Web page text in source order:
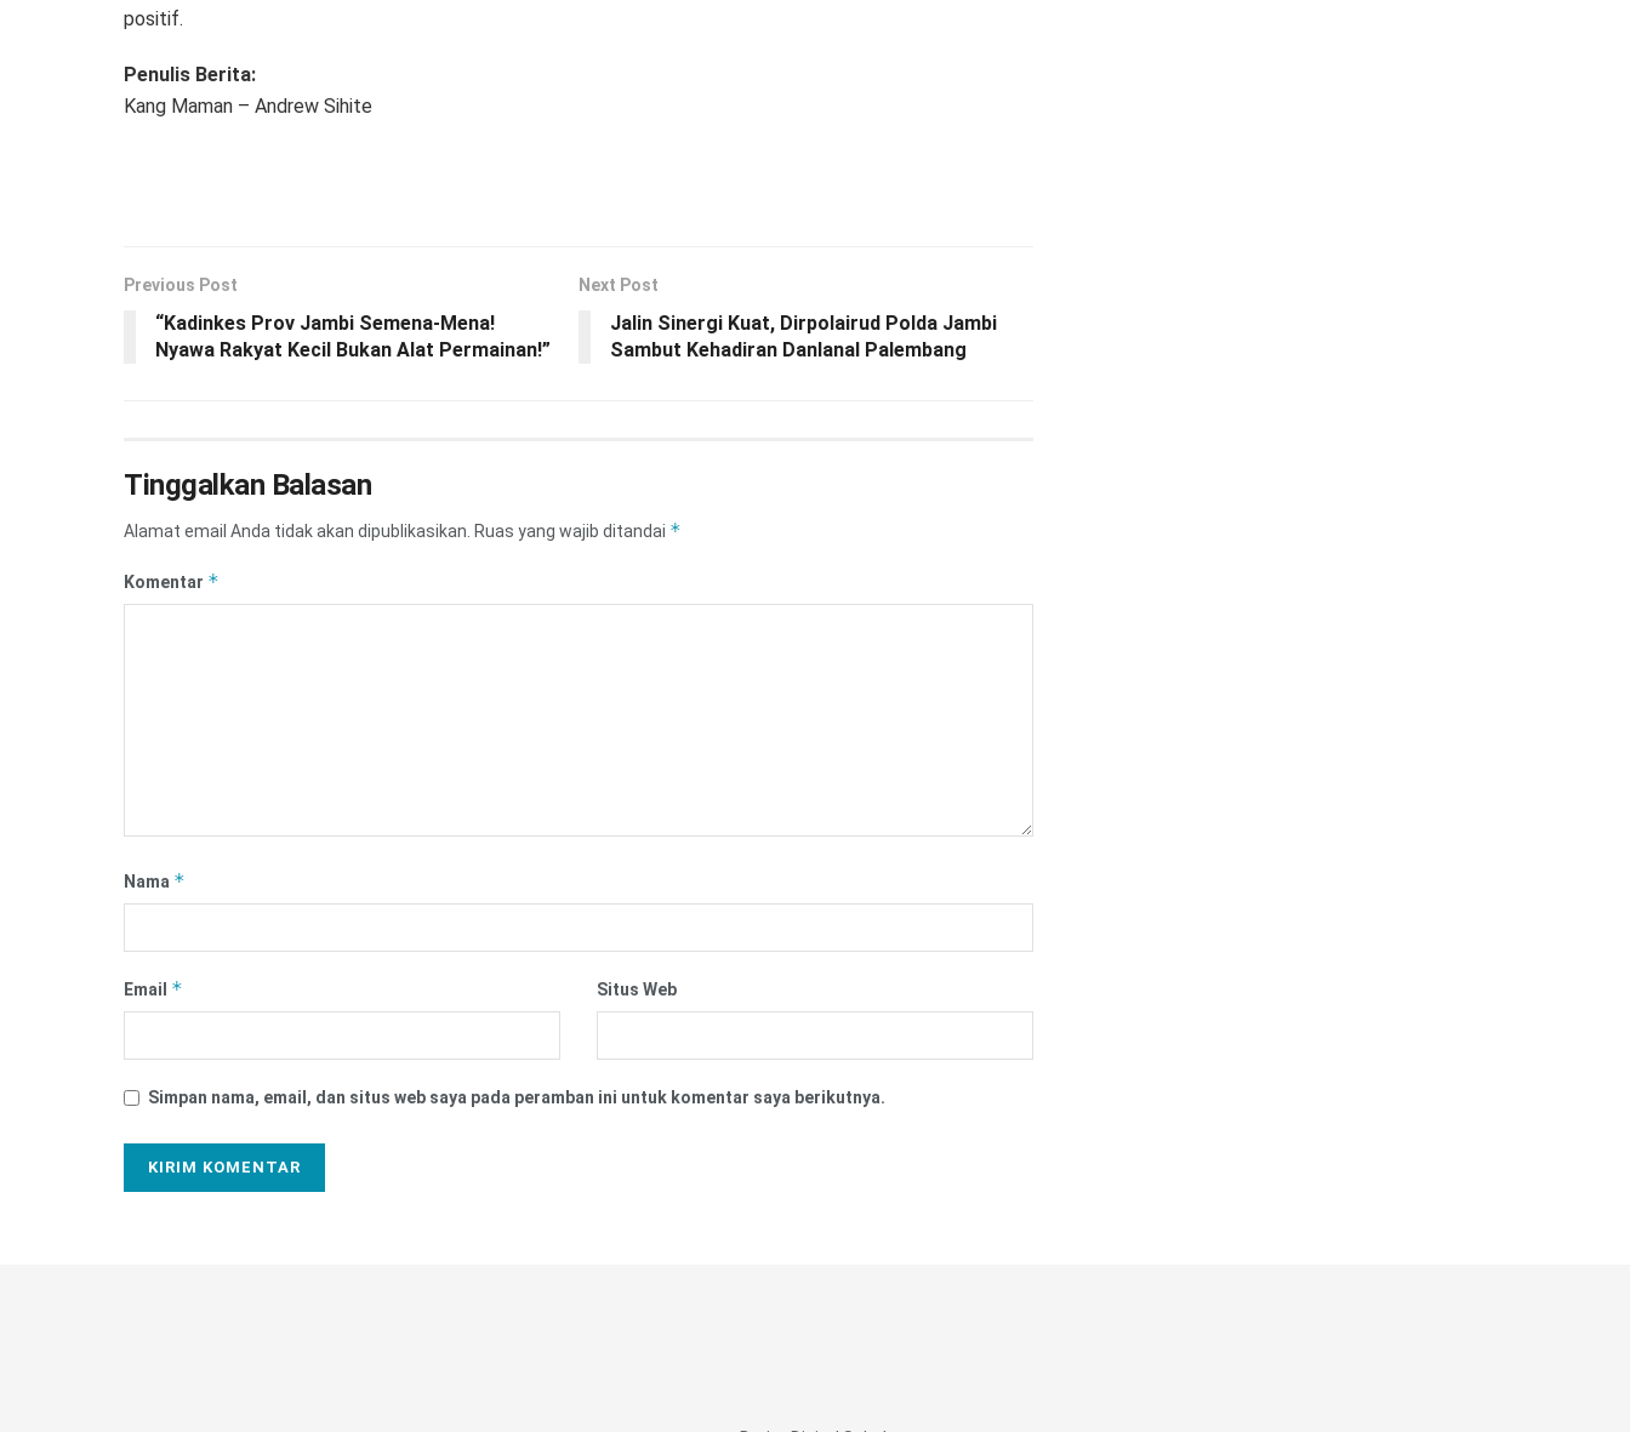
positif.
Penulis Berita:
Kang Maman – Andrew Sihite
Previous Post
“Kadinkes Prov Jambi Semena-Mena!
Nyawa Rakyat Kecil Bukan Alat Permainan!”
Next Post
Jalin Sinergi Kuat, Dirpolairud Polda Jambi
Sambut Kehadiran Danlanal Palembang
Tinggalkan Balasan
Alamat email Anda tidak akan dipublikasikan. Ruas yang wajib ditandai *
Komentar *
Nama *
Email * Situs Web
Simpan nama, email, dan situs web saya pada peramban ini untuk komentar saya berikutnya.